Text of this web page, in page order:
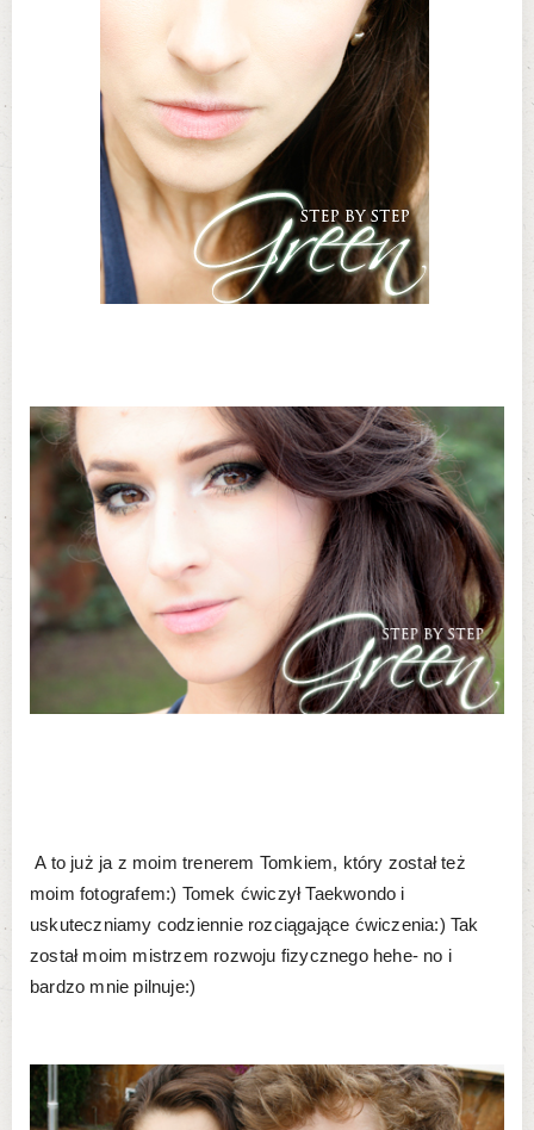
A to już ja z moim trenerem Tomkiem, który został też
moim fotografem:) Tomek ćwiczył Taekwondo i
uskuteczniamy codziennie rozciągające ćwiczenia:) Tak
został moim mistrzem rozwoju fizycznego hehe- no i
bardzo mnie pilnuje:)